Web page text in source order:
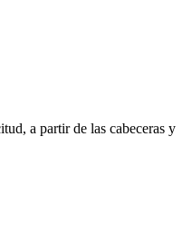
a partir de las cabeceras y